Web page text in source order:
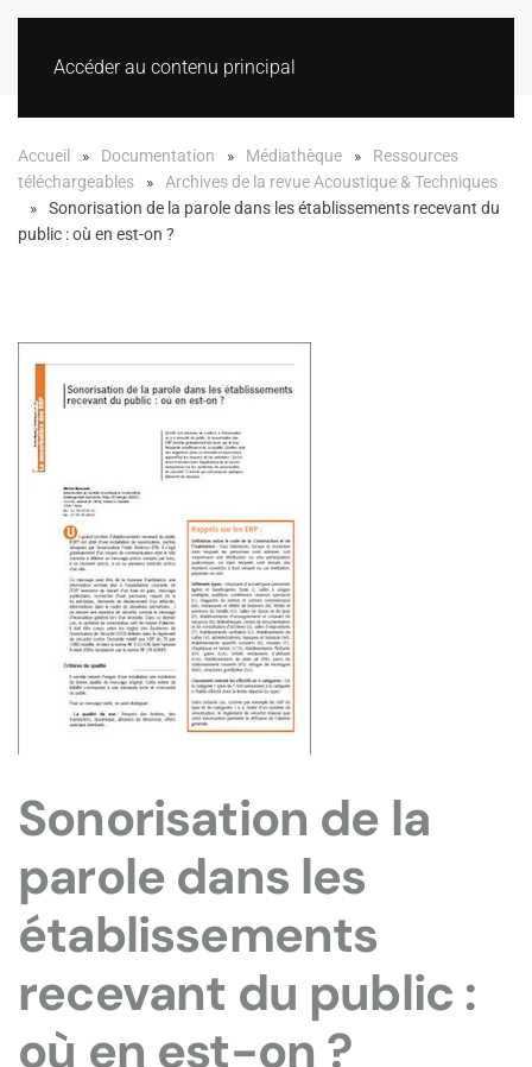
Accéder au contenu principal
Accueil Documentation Médiathèque
Ressources
téléchargeables
Archives de la revue Acoustique & Techniques
Sonorisation de la parole dans les établissements recevant du
public : où en est-on ?
Sonorisation de la
parole dans les
établissements
recevant du public :
où en est-on ?